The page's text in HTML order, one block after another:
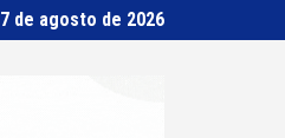
7 de agosto de 2026